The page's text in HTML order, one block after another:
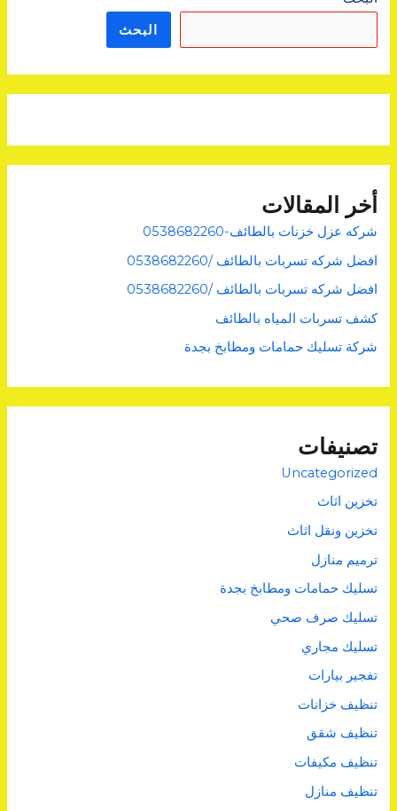
b
o
o
k
r
البحث
أخر المقالات
شركه عزل خزنات بالطائف-0538682260
افضل شركه تسربات بالطائف /0538682260
افضل شركه تسربات بالطائف /0538682260
كشف تسربات المياه بالطائف
شركة تسليك حمامات ومطابخ بجدة
تصنيفات
Uncategorized
تخزين اثاث
تخزين ونقل اثاث
ترميم منازل
تسليك حمامات ومطابخ بجدة
تسليك صرف صحي
تسليك مجاري
تفجير بيارات
تنظيف خزانات
تنظيف شقق
تنظيف مكيفات
تنظيف منازل